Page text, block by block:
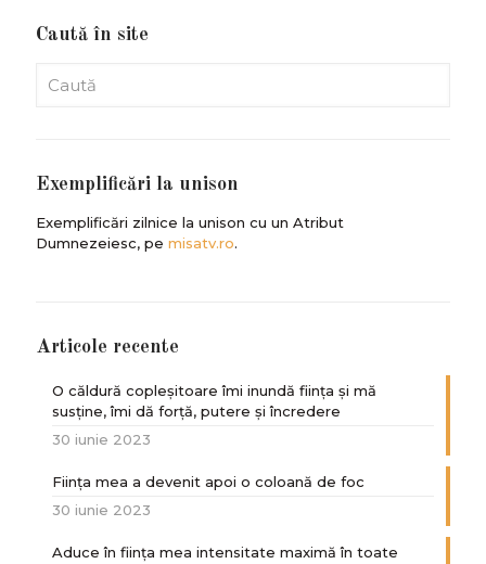
Caută în site
Exemplificări la unison
Exemplificări zilnice la unison cu un Atribut
Dumnezeiesc, pe misatv.ro.
Articole recente
O căldură copleșitoare îmi inundă ființa și mă
susține, îmi dă forță, putere și încredere
30 iunie 2023
Ființa mea a devenit apoi o coloană de foc
30 iunie 2023
Aduce în ființa mea intensitate maximă în toate